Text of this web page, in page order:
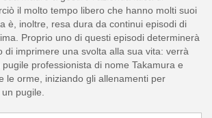
il molto tempo libero che hanno molti suoi
è, inoltre, resa dura da continui episodi di
Proprio uno di questi episodi determinerà
di imprimere una svolta alla sua vita: verrà
professionista di nome Takamura e
le orme, iniziando gli allenamenti per
pugile.